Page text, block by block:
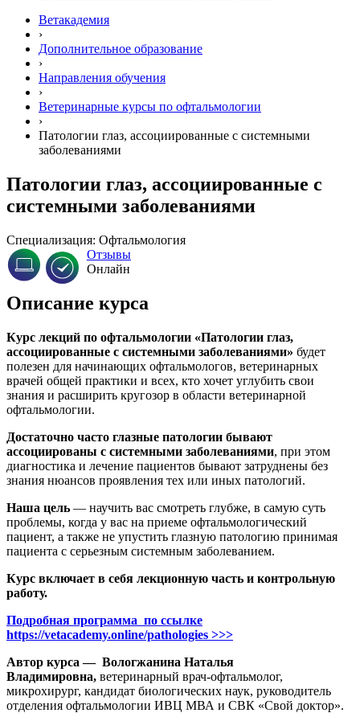
Ветакадемия
›
Дополнительное образование
›
Направления обучения
›
Ветеринарные курсы по офтальмологии
›
Патологии глаз, ассоциированные с системными
заболеваниями
Патологии глаз, ассоциированные с
системными заболеваниями
Специализация: Офтальмология
Отзывы
Онлайн
Описание курса
Курс лекций по офтальмологии «Патологии глаз,
ассоциированные с системными заболеваниями» будет
полезен для начинающих офтальмологов, ветеринарных
врачей общей практики и всех, кто хочет углубить свои
знания и расширить кругозор в области ветеринарной
офтальмологии.
Достаточно часто глазные патологии бывают
ассоциированы с системными заболеваниями, при этом
диагностика и лечение пациентов бывают затруднены без
знания нюансов проявления тех или иных патологий.
Наша цель — научить вас смотреть глубже, в самую суть
проблемы, когда у вас на приеме офтальмологический
пациент, а также не упустить глазную патологию принимая
пациента с серьезным системным заболеванием.
Курс включает в себя лекционную часть и контрольную
работу.
Подробная программа по ссылке
https://vetacademy.online/pathologies >>>
Автор курса — Вологжанина Наталья
Владимировна, ветеринарный врач-офтальмолог,
микрохирург, кандидат биологических наук, руководитель
отделения офтальмологии ИВЦ МВА и СВК «Свой доктор».